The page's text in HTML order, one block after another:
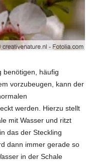
benötigen, häufig
vorzubeugen, kann der
werden. Hierzu stellt
mit Wasser und ritzt
das der Steckling
dann immer gerade so
in der Schale